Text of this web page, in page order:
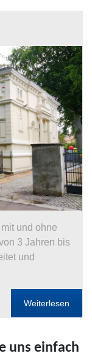
und ohne
3 Jahren bis
und
Weiterlesen
uns einfach